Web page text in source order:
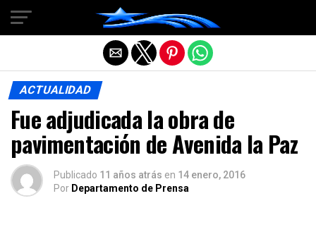
ACTUALIDAD
Fue adjudicada la obra de
pavimentación de Avenida la Paz
Publicado 11 años atrás en 14 enero, 2016
Por Departamento de Prensa
Salir de la versión móvil